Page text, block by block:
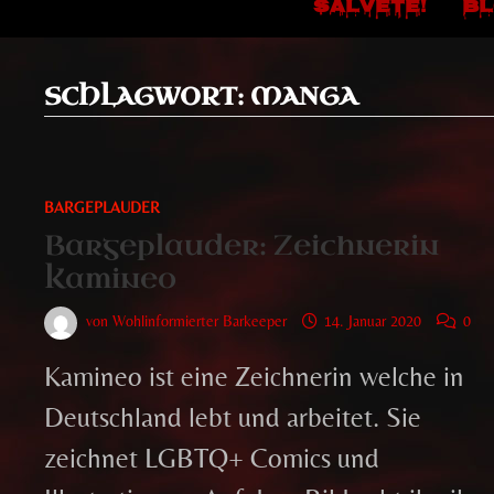
SALVETE!
SCHLAGWORT: MANGA
BARGEPLAUDER
Bargeplauder: Zeichnerin
Kamineo
vonWohlinformierter Barkeeper 14. Januar 2020 0
Kamineo ist eine Zeichnerin welche in
Deutschland lebt und arbeitet. Sie
zeichnet LGBTQ+ Comics und